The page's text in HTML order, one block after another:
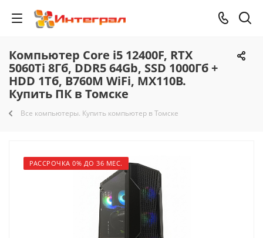
Компьютер Core i5 12400F, RTX
5060Ti 8Гб, DDR5 64Gb, SSD 1000Гб +
HDD 1Тб, B760M WiFi, MX110B.
Купить ПК в Томске
Все компьютеры. Купить компьютер в Томске
РАССРОЧКА 0% ДО 36 МЕС.